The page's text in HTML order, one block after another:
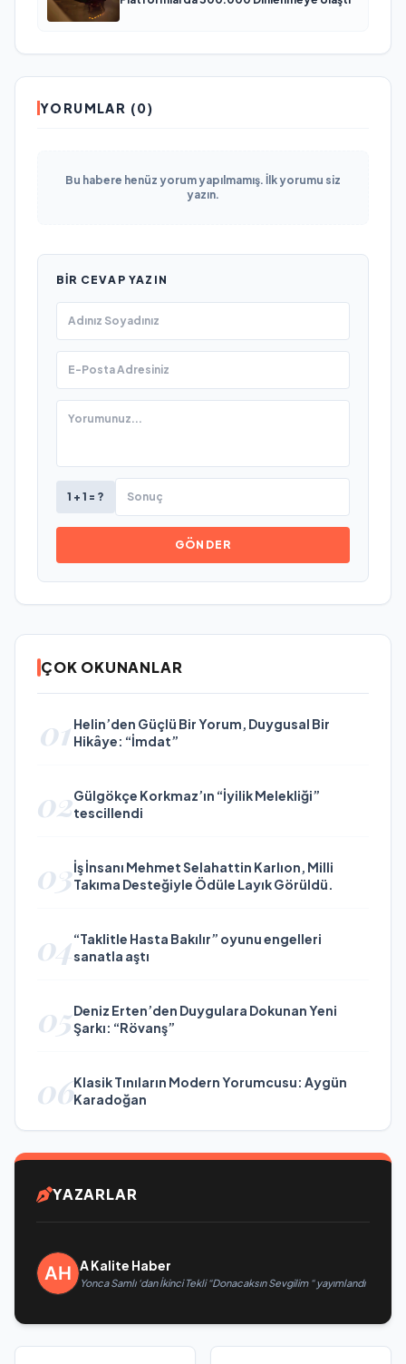
YORUMLAR (0)
Bu habere henüz yorum yapılmamış. İlk yorumu siz
yazın.
BIR CEVAP YAZIN
1 + 1 = ?
GÖNDER
ÇOK OKUNANLAR
01 Helin’den Güçlü Bir Yorum, Duygusal Bir
Hikâye: “İmdat”
02Gülgökçe Korkmaz’ın “İyilik Melekliği”
tescillendi
03İş İnsanı Mehmet Selahattin Karlıon, Milli
Takıma Desteğiyle Ödüle Layık Görüldü.
04“Taklitle Hasta Bakılır” oyunu engelleri
sanatla aştı
05Deniz Erten’den Duygulara Dokunan Yeni
Şarkı: “Rövanş”
06Klasik Tınıların Modern Yorumcusu: Aygün
Karadoğan
YAZARLAR
A Kalite Haber
Yonca Samlı ‘dan İkinci Tekli “Donacaksın Sevgilim “ yayımlandı